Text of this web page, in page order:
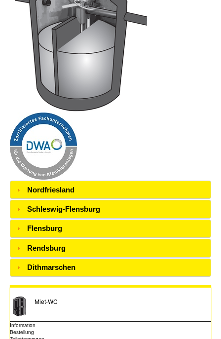
Nordfriesland
Schleswig-Flensburg
Flensburg
Rendsburg
Dithmarschen
Miet-WC
Information
Bestellung